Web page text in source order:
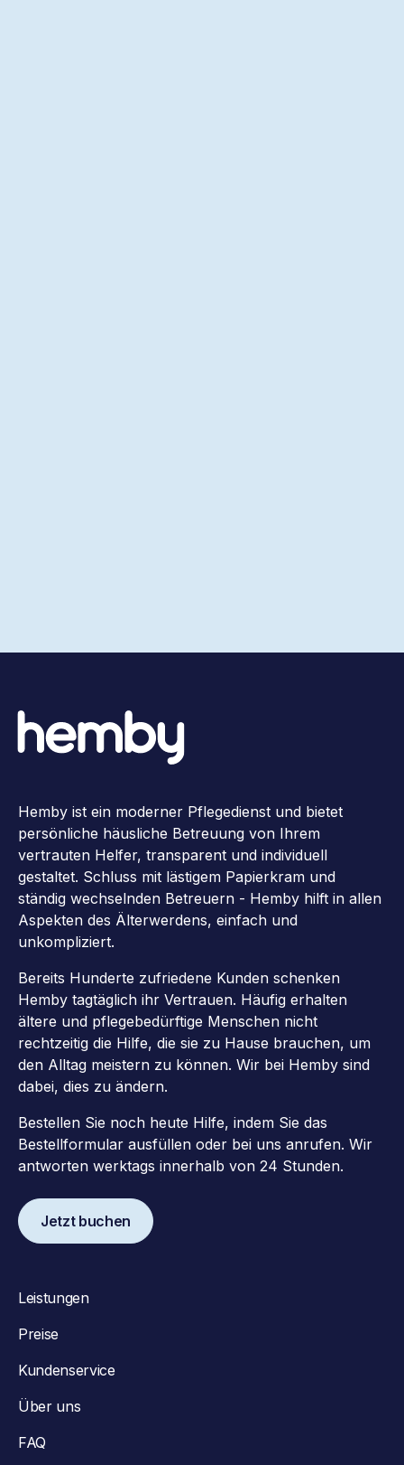
Hemby ist ein moderner Pflegedienst und bietet
persönliche häusliche Betreuung von Ihrem
vertrauten Helfer, transparent und individuell
gestaltet. Schluss mit lästigem Papierkram und
ständig wechselnden Betreuern - Hemby hilft in allen
Aspekten des Älterwerdens, einfach und
unkompliziert.
Bereits Hunderte zufriedene Kunden schenken
Hemby tagtäglich ihr Vertrauen. Häufig erhalten
ältere und pflegebedürftige Menschen nicht
rechtzeitig die Hilfe, die sie zu Hause brauchen, um
den Alltag meistern zu können. Wir bei Hemby sind
dabei, dies zu ändern.
Bestellen Sie noch heute Hilfe, indem Sie das
Bestellformular ausfüllen oder bei uns anrufen. Wir
antworten werktags innerhalb von 24 Stunden.
Jetzt buchen
Leistungen
Preise
Kundenservice
Über uns
FAQ